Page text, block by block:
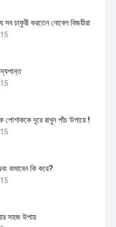
সব চাকুরী করতেন নোবেল বিজয়ীরা
পোশাককে দূরে রাখুন পাঁচ উপায়ে !
কমাবেন কি করে?
সহজ উপায়